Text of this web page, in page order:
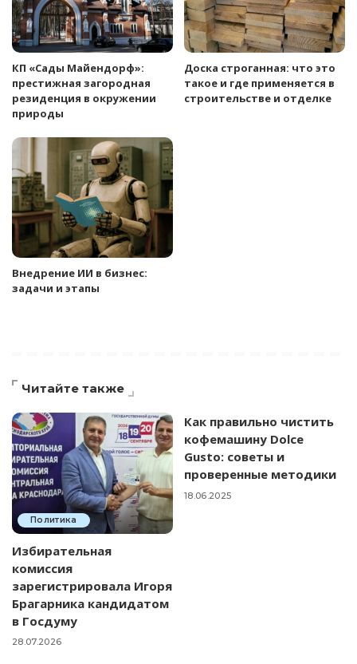
КП «Сады Майендорф»:
престижная загородная
резиденция в окружении
природы
Доска строганная: что это
такое и где применяется в
строительстве и отделке
Внедрение ИИ в бизнес:
задачи и этапы
Читайте также
Политика
Избирательная
комиссия
зарегистрировала Игоря
Брагарника кандидатом
в Госдуму
28.07.2026
Как правильно чистить
кофемашину Dolce
Gusto: советы и
проверенные методики
18.06.2025